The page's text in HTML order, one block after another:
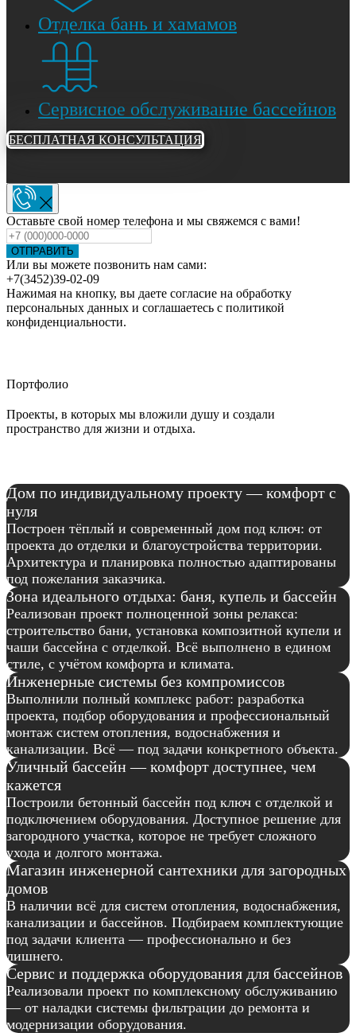
Отделка бань и хамамов
Сервисное обслуживание бассейнов
БЕСПЛАТНАЯ КОНСУЛЬТАЦИЯ
Оставьте свой номер телефона и мы свяжемся с вами!
ОТПРАВИТЬ
Или вы можете позвонить нам сами:
+7(3452)39-02-09
Нажимая на кнопку, вы даете согласие на обработку
персональных данных и соглашаетесь c политикой
конфиденциальности.
Портфолио
Проекты, в которых мы вложили душу и создали
пространство для жизни и отдыха.
Дом по индивидуальному проекту — комфорт с
нуля
Построен тёплый и современный дом под ключ: от
проекта до отделки и благоустройства территории.
Архитектура и планировка полностью адаптированы
под пожелания заказчика.
Зона идеального отдыха: баня, купель и бассейн
Реализован проект полноценной зоны релакса:
строительство бани, установка композитной купели и
чаши бассейна с отделкой. Всё выполнено в едином
стиле, с учётом комфорта и климата.
Инженерные системы без компромиссов
Выполнили полный комплекс работ: разработка
проекта, подбор оборудования и профессиональный
монтаж систем отопления, водоснабжения и
канализации. Всё — под задачи конкретного объекта.
Уличный бассейн — комфорт доступнее, чем
кажется
Построили бетонный бассейн под ключ с отделкой и
подключением оборудования. Доступное решение для
загородного участка, которое не требует сложного
ухода и долгого монтажа.
Магазин инженерной сантехники для загородных
домов
В наличии всё для систем отопления, водоснабжения,
канализации и бассейнов. Подбираем комплектующие
под задачи клиента — профессионально и без
лишнего.
Сервис и поддержка оборудования для бассейнов
Реализовали проект по комплексному обслуживанию
— от наладки системы фильтрации до ремонта и
модернизации оборудования.